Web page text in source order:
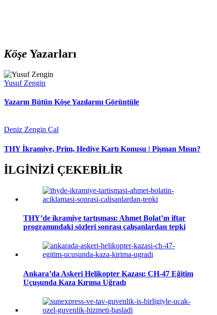
Köşe Yazarları
Yusuf Zengin
Yazarın Bütün Köşe Yazılarını Görüntüle
Deniz Zengin Çal
THY İkramiye, Prim, Hediye Kartı Konusu | Pişman Mısın?
İLGİNİZİ ÇEKEBİLİR
THY’de ikramiye tartışması: Ahmet Bolat’ın iftar
programındaki sözleri sonrası çalışanlardan tepki
Ankara’da Askeri Helikopter Kazası: CH-47 Eğitim
Uçuşunda Kaza Kırıma Uğradı